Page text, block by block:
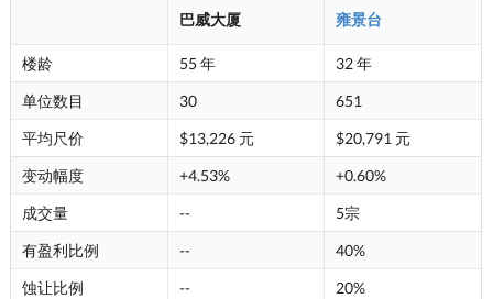
巴威大厦 雍景台
楼龄 55 年
32 年
单位数目
30
651
平均尺价
$13,226 元
$20,791 元
变动幅度
+4.53%
+0.60%
成交量
--
5宗
有盈利比例
--
40%
蚀让比例
--
20%